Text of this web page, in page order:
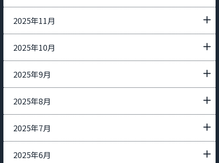
2025年11月
2025年10月
2025年9月
2025年8月
2025年7月
2025年6月